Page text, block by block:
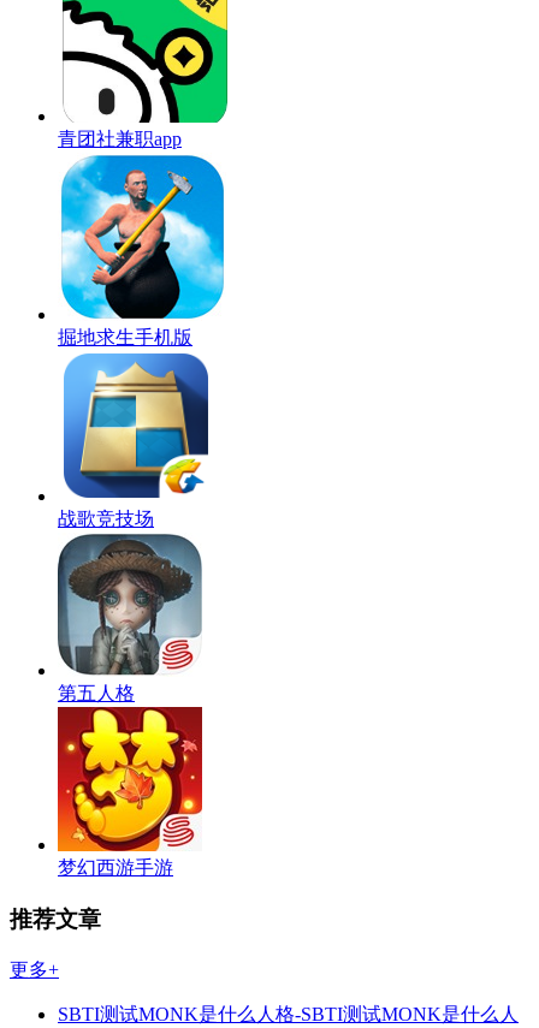
青团社兼职app
掘地求生手机版
战歌竞技场
第五人格
梦幻西游手游
推荐文章
更多+
SBTI测试MONK是什么人格-SBTI测试MONK是什么人